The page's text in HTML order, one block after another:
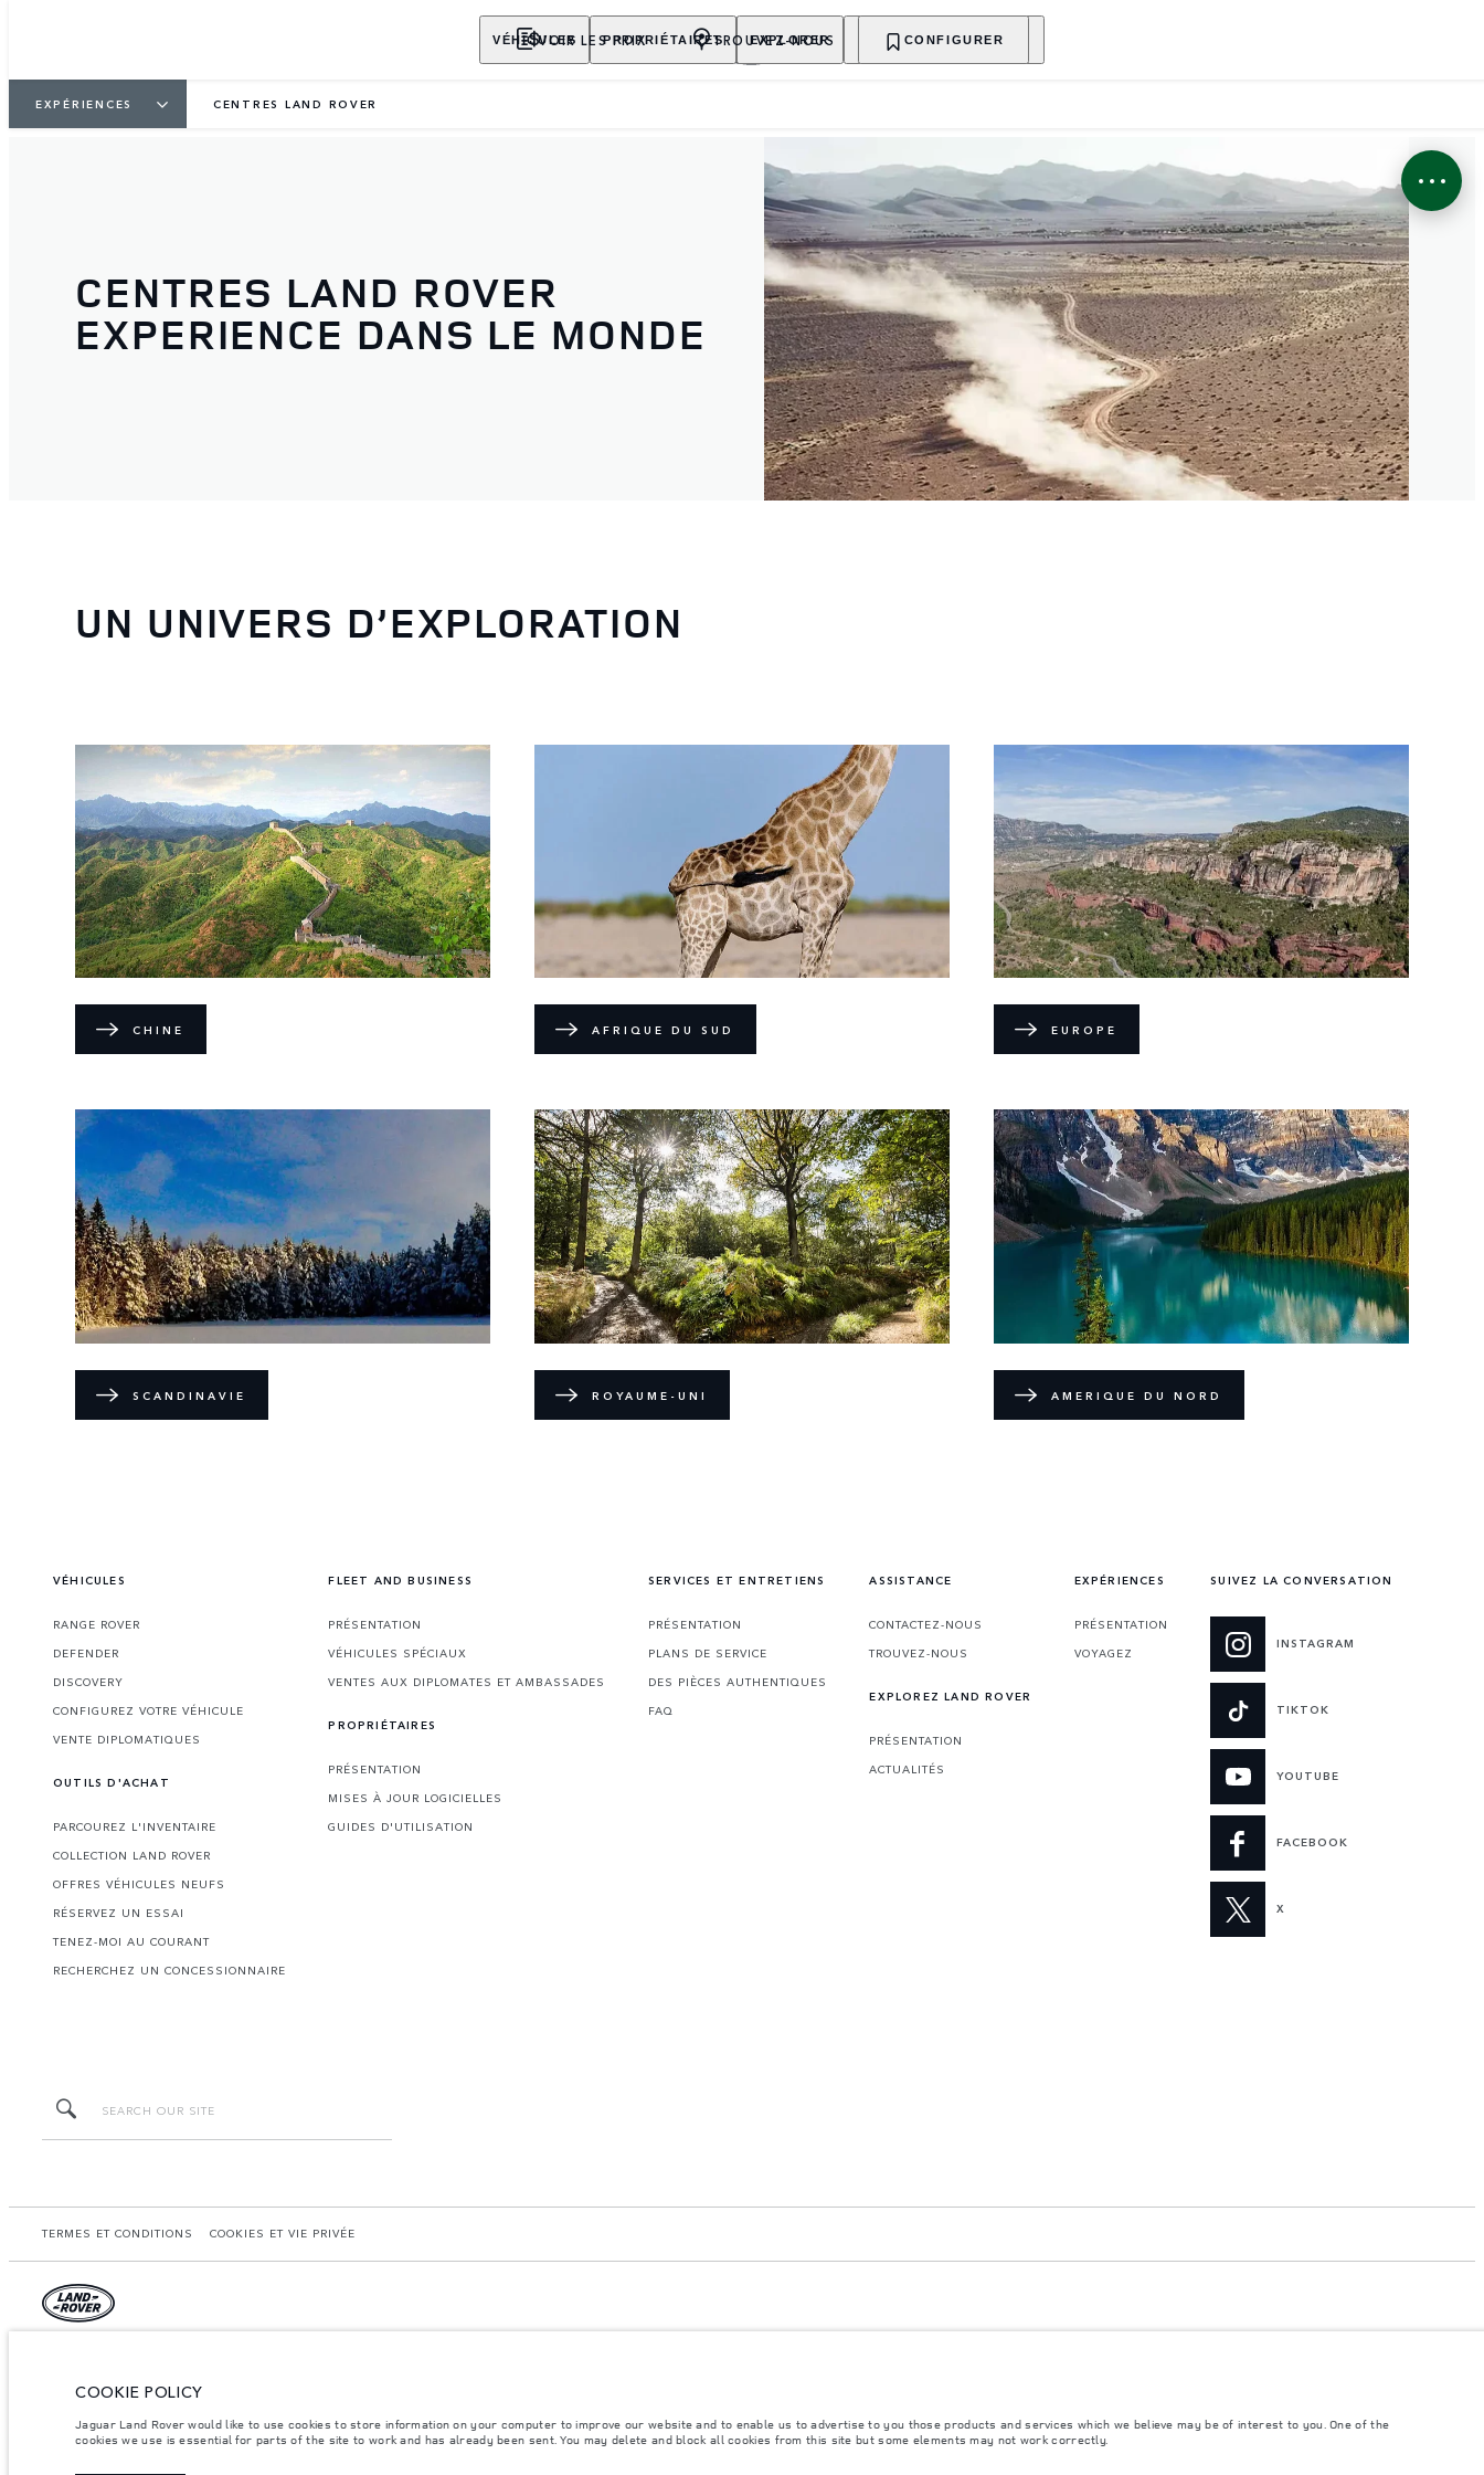
VÉHICULES PROPRIÉTAIRES EXPLORER ACHETER MAINTENANT
VOIR LES PRIX TROUVEZ-NOUS CONFIGURER
EXPÉRIENCES CENTRES LAND ROVER
CENTRES LAND ROVER
EXPERIENCE DANS LE MONDE
UN UNIVERS D’EXPLORATION
CHINE AFRIQUE DU SUD EUROPE
SCANDINAVIE ROYAUME-UNI AMERIQUE DU NORD
VÉHICULES
RANGE ROVER
DEFENDER
DISCOVERY
CONFIGUREZ VOTRE VÉHICULE
VENTE DIPLOMATIQUES
OUTILS D'ACHAT
PARCOUREZ L'INVENTAIRE
COLLECTION LAND ROVER
OFFRES VÉHICULES NEUFS
RÉSERVEZ UN ESSAI
TENEZ-MOI AU COURANT
RECHERCHEZ UN CONCESSIONNAIRE
FLEET AND BUSINESS
PRÉSENTATION
VÉHICULES SPÉCIAUX
VENTES AUX DIPLOMATES ET AMBASSADES
PROPRIÉTAIRES
PRÉSENTATION
MISES À JOUR LOGICIELLES
GUIDES D'UTILISATION
SERVICES ET ENTRETIENS
PRÉSENTATION
PLANS DE SERVICE
DES PIÈCES AUTHENTIQUES
FAQ
ASSISTANCE
CONTACTEZ-NOUS
TROUVEZ-NOUS
EXPLOREZ LAND ROVER
PRÉSENTATION
ACTUALITÉS
EXPÉRIENCES
PRÉSENTATION
VOYAGEZ
SUIVEZ LA CONVERSATION
INSTAGRAM
TIKTOK
YOUTUBE
FACEBOOK
X
TERMES ET CONDITIONS COOKIES ET VIE PRIVÉE
données à titre indicatif, et s’appliquent aux véhicules en stock disponibles à la vente dans le réseau de concessionnaires Land Rover en France. Ces données sont de plus susceptibles d'évoluer, suite à d’éventuels changements d’homologation. Certains
modèles, équipements ou finitions figurant dans le configurateur et le site landrover.fr peuvent ne pas ou ne plus être disponibles, en raison notamment de contraintes de production. Les coûts liés à l’établissement de la carte grise ne sont pas inclus dans
Note importante sur l'imagerie et les spécifications.La pénurie mondiale de semi-conducteurs affecte actuellement les spécifications de construction des véhicules, la disponibilité des options et les délais de construction. Il s'agit d'une situation très
COOKIE POLICY
Jaguar Land Rover would like to use cookies to store information on your computer to improve our website and to enable us to advertise to you those products and services which we believe may be of interest to you. One of the
cookies we use is essential for parts of the site to work and has already been sent. You may delete and block all cookies from this site but some elements may not work correctly.